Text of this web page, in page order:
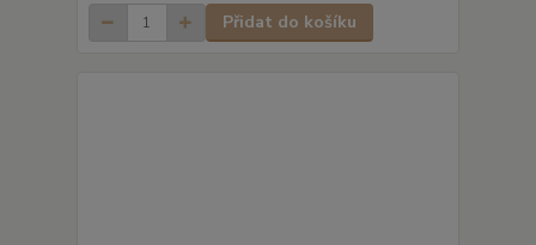
Přidat do košíku